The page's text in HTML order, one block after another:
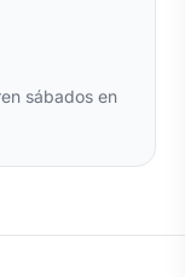
sábados en